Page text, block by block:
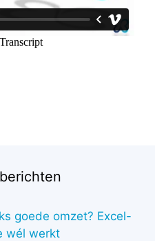
goede omzet? Excel-
wél werkt